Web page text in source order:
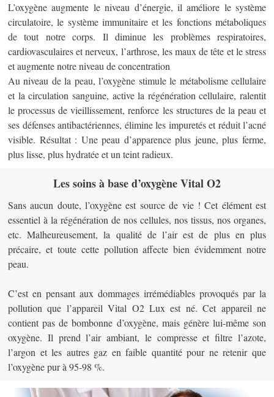
L’oxygène augmente le niveau d’énergie, il améliore le système
circulatoire, le système immunitaire et les fonctions métaboliques
de tout notre corps. Il diminue les problèmes respiratoires,
cardiovasculaires et nerveux, l’arthrose, les maux de tête et le stress
et augmente notre niveau de concentration
Au niveau de la peau, l’oxygène stimule le métabolisme cellulaire
et la circulation sanguine, active la régénération cellulaire, ralentit
le processus de vieillissement, renforce les structures de la peau et
ses défenses antibactériennes, élimine les impuretés et réduit l’acné
visible. Résultat : Une peau d’apparence plus jeune, plus ferme,
plus lisse, plus hydratée et un teint radieux.
Les soins à base d’oxygène Vital O2
Sans aucun doute, l’oxygène est source de vie ! Cet élément est
essentiel à la régénération de nos cellules, nos tissus, nos organes,
etc. Malheureusement, la qualité de l’air est de plus en plus
précaire, et toute cette pollution affecte bien évidemment notre
peau.
C’est en pensant aux dommages irrémédiables provoqués par la
pollution que l’appareil Vital O2 Lux est né. Cet appareil ne
contient pas de bombonne d’oxygène, mais génère lui-même son
oxygène. Il prend l’air ambiant, le compresse et filtre l’azote,
l’argon et les autres gaz en faible quantité pour ne retenir que
l’oxygène pur à 95-98 %.